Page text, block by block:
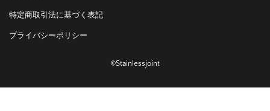
特定商取引法に基づく表記
プライバシーポリシー
©Stainlessjoint